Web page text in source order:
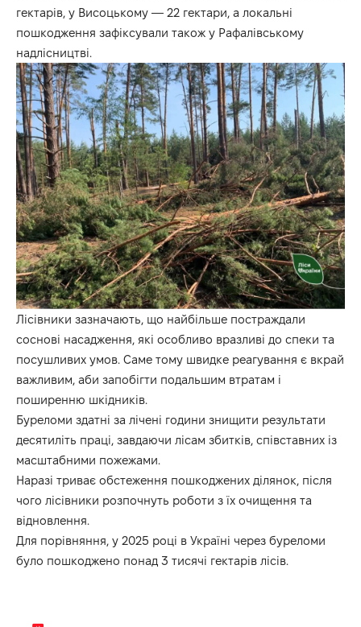
гектарів, у Висоцькому — 22 гектари, а локальні
пошкодження зафіксували також у Рафалівському
надлісництві.
Лісівники зазначають, що найбільше постраждали
соснові насадження, які особливо вразливі до спеки та
посушливих умов. Саме тому швидке реагування є вкрай
важливим, аби запобігти подальшим втратам і
поширенню шкідників.
Буреломи здатні за лічені години знищити результати
десятиліть праці, завдаючи лісам збитків, співставних із
масштабними пожежами.
Наразі триває обстеження пошкоджених ділянок, після
чого лісівники розпочнуть роботи з їх очищення та
відновлення.
Для порівняння, у 2025 році в Україні через буреломи
було пошкоджено понад 3 тисячі гектарів лісів.